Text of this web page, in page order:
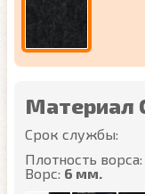
Материал
Срок службы:
Плотность ворса:
Ворс: 6 мм.